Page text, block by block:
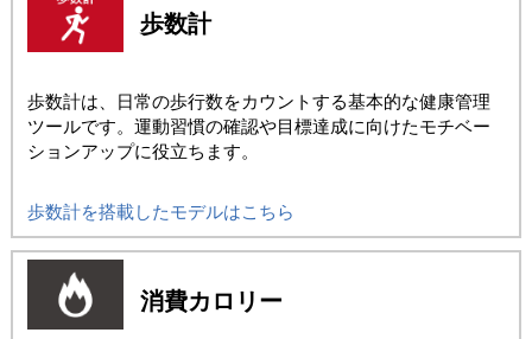
歩数計
歩数計は、日常の歩行数をカウントする基本的な健康管理
ツールです。運動習慣の確認や目標達成に向けたモチベー
ションアップに役立ちます。
歩数計を搭載したモデルはこちら
消費カロリー